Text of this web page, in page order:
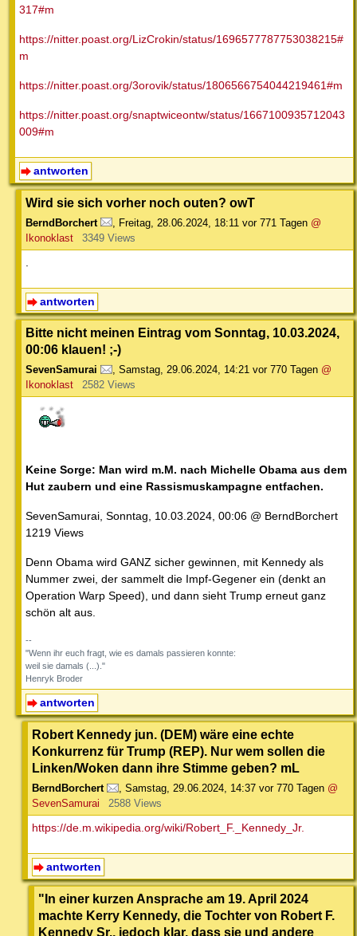
317#m
https://nitter.poast.org/LizCrokin/status/1696577787753038215#
m
https://nitter.poast.org/3orovik/status/1806566754044219461#m
https://nitter.poast.org/snaptwiceontw/status/1667100935712043
009#m
antworten
Wird sie sich vorher noch outen? owT
BerndBorchert Freitag, 28.06.2024, 18:11 vor 771 Tagen @
Ikonoklast
3349 Views
antworten
Bitte nicht meinen Eintrag vom Sonntag, 10.03.2024,
00:06 klauen! ;-)
SevenSamurai , Samstag, 29.06.2024, 14:21 vor 770 Tagen @
Ikonoklast
2582 Views
Keine Sorge: Man wird m.M. nach Michelle Obama aus dem
Hut zaubern und eine Rassismuskampagne entfachen.
SevenSamurai, Sonntag, 10.03.2024, 00:06 @ BerndBorchert
1219 Views
Denn Obama wird GANZ sicher gewinnen, mit Kennedy als
Nummer zwei, der sammelt die Impf-Gegener ein (denkt an
Operation Warp Speed), und dann sieht Trump erneut ganz
schön alt aus.
--
"Wenn ihr euch fragt, wie es damals passieren konnte:
weil sie damals (...)."
Henryk Broder
antworten
Robert Kennedy jun. (DEM) wäre eine echte
Konkurrenz für Trump (REP). Nur wem sollen die
Linken/Woken dann ihre Stimme geben? mL
BerndBorchert , Samstag, 29.06.2024, 14:37 vor 770 Tagen @
SevenSamurai
2588 Views
https://de.m.wikipedia.org/wiki/Robert_F._Kennedy_Jr.
antworten
"In einer kurzen Ansprache am 19. April 2024
machte Kerry Kennedy, die Tochter von Robert F.
Kennedy Sr., jedoch klar, dass sie und andere